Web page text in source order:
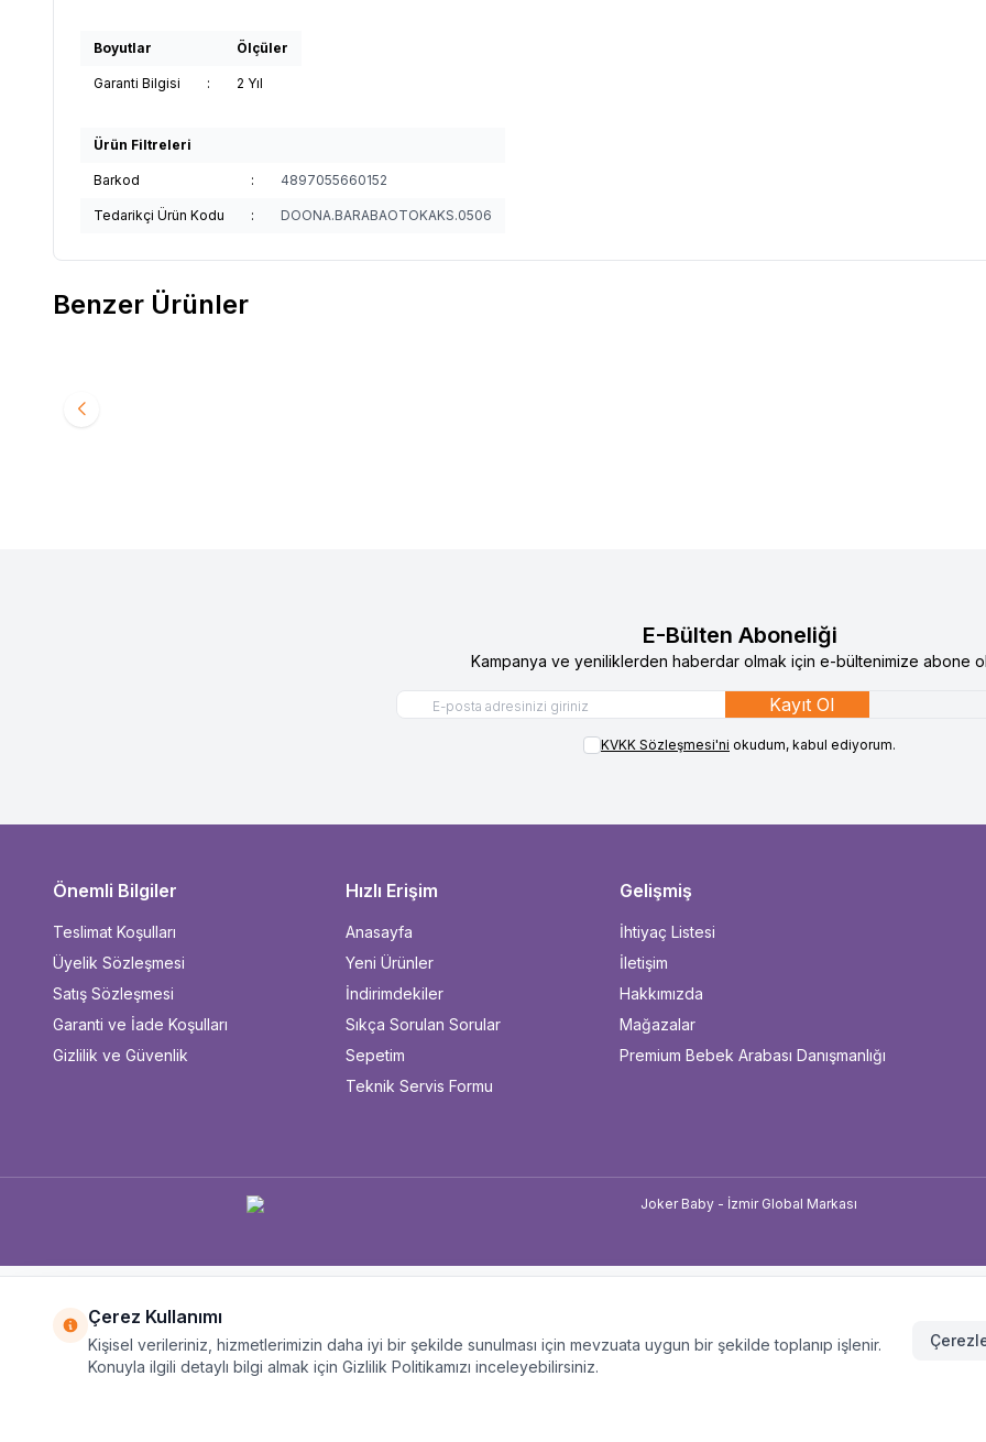
Boyutlar Ölçüler
Garanti Bilgisi : 2 Yıl
Ürün Filtreleri
Barkod : 4897055660152
Tedarikçi Ürün Kodu : DOONA.BARABAOTOKAKS.0506
Benzer Ürünler
1.990
E-Bülten Aboneliği
Kampanya ve yeniliklerden haberdar olmak için e-bültenimize abone
Kayıt Ol
KVKK Sözleşmesi'ni okudum, kabul ediyorum.
Önemli Bilgiler
Teslimat Koşulları
Üyelik Sözleşmesi
Satış Sözleşmesi
Garanti ve İade Koşulları
Gizlilik ve Güvenlik
Hızlı Erişim
Anasayfa
Yeni Ürünler
İndirimdekiler
Sıkça Sorulan Sorular
Sepetim
Teknik Servis Formu
Gelişmiş
İhtiyaç Listesi
İletişim
Hakkımızda
Mağazalar
Premium Bebek Arabası Danışmanlığı
Çerez Kullanımı
Kişisel verileriniz, hizmetlerimizin daha iyi bir şekilde sunulması için mevzuata uygun bir şekilde toplanıp işlenir.
Konuyla ilgili detaylı bilgi almak için Gizlilik Politikamızı inceleyebilirsiniz.